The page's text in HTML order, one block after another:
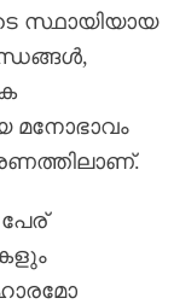
സ്ഥായിയായ
മനോഭാവം